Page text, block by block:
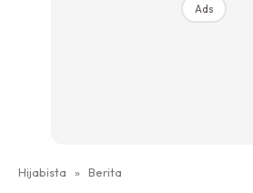
Ads
Hijabista » Berita